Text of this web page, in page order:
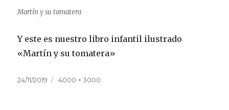
Martín y su tomatera
Y este es nuestro libro infantil ilustrado
«Martín y su tomatera»
Publicado
24/11/2019
Tamaño
4000 × 3000